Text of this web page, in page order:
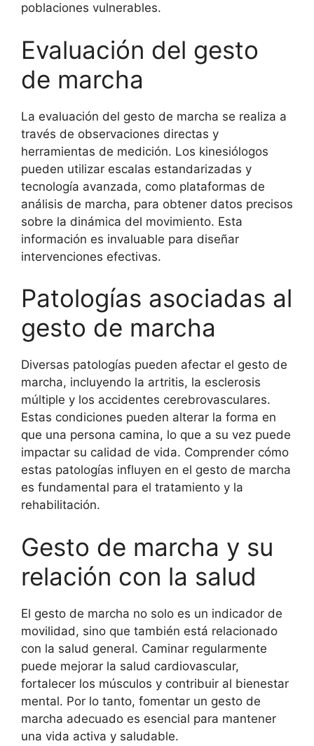
poblaciones vulnerables.
Evaluación del gesto
de marcha
La evaluación del gesto de marcha se realiza a
través de observaciones directas y
herramientas de medición. Los kinesiólogos
pueden utilizar escalas estandarizadas y
tecnología avanzada, como plataformas de
análisis de marcha, para obtener datos precisos
sobre la dinámica del movimiento. Esta
información es invaluable para diseñar
intervenciones efectivas.
Patologías asociadas al
gesto de marcha
Diversas patologías pueden afectar el gesto de
marcha, incluyendo la artritis, la esclerosis
múltiple y los accidentes cerebrovasculares.
Estas condiciones pueden alterar la forma en
que una persona camina, lo que a su vez puede
impactar su calidad de vida. Comprender cómo
estas patologías influyen en el gesto de marcha
es fundamental para el tratamiento y la
rehabilitación.
Gesto de marcha y su
relación con la salud
El gesto de marcha no solo es un indicador de
movilidad, sino que también está relacionado
con la salud general. Caminar regularmente
puede mejorar la salud cardiovascular,
fortalecer los músculos y contribuir al bienestar
mental. Por lo tanto, fomentar un gesto de
marcha adecuado es esencial para mantener
una vida activa y saludable.